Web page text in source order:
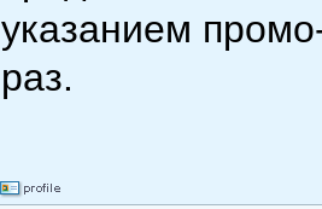
указанием
раз.